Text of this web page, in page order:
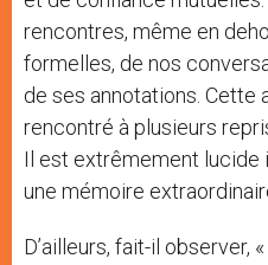
rencontres, même en
formelles, de nos
de ses annotations. Cette
rencontré à plusieurs
Il est extrêmement lucide
une mémoire
D’ailleurs, fait-il observer,